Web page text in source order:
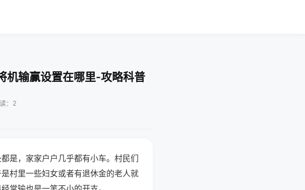
机输赢设置在哪里-攻略科普
：2
是，家家户户几乎都有小车。村民们
村里一些妇女或者有退休金的老人就